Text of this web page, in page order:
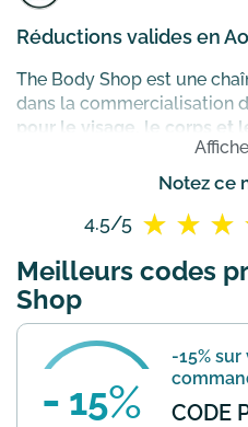
Réductions valides en
The Body Shop est une
dans la commercialisation
pour le visage, le corps et
Homme. Créée en1976, à
Roddick la marque The
commerce équitable et
Notez ce
4.5/5
Meilleurs codes
Shop
15
-15%
CODE